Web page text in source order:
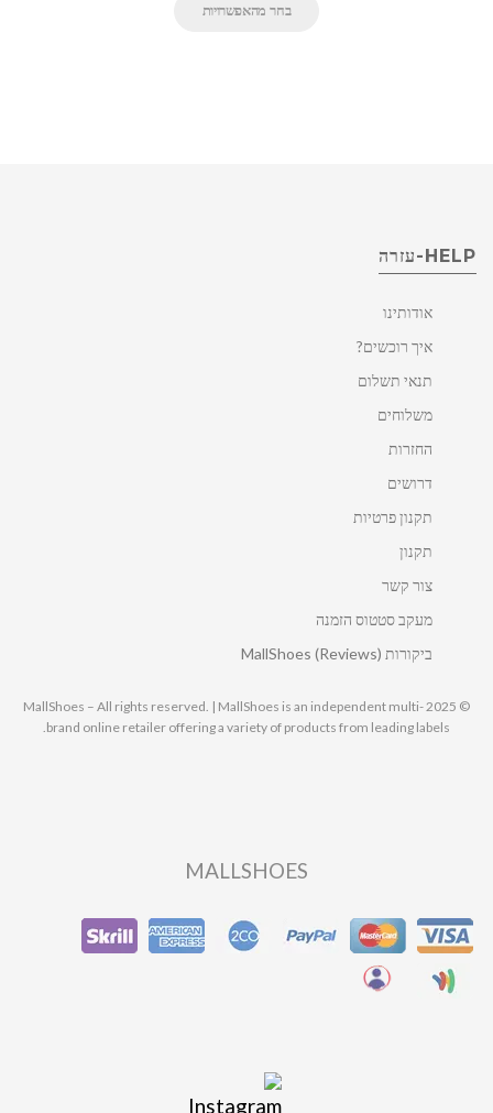
בחר מהאפשרויות
HELP-עזרה
אודותינו
איך רוכשים?
תנאי תשלום
משלוחים
החזרות
דרושים
תקנון פרטיות
תקנון
צור קשר
מעקב סטטוס הזמנה
ביקורות MallShoes (Reviews)
© 2025 MallShoes – All rights reserved. | MallShoes is an independent multi-
brand online retailer offering a variety of products from leading labels.
MALLSHOES